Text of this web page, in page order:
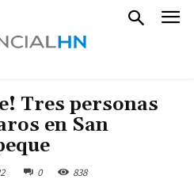
Tres personas
en San
0 838